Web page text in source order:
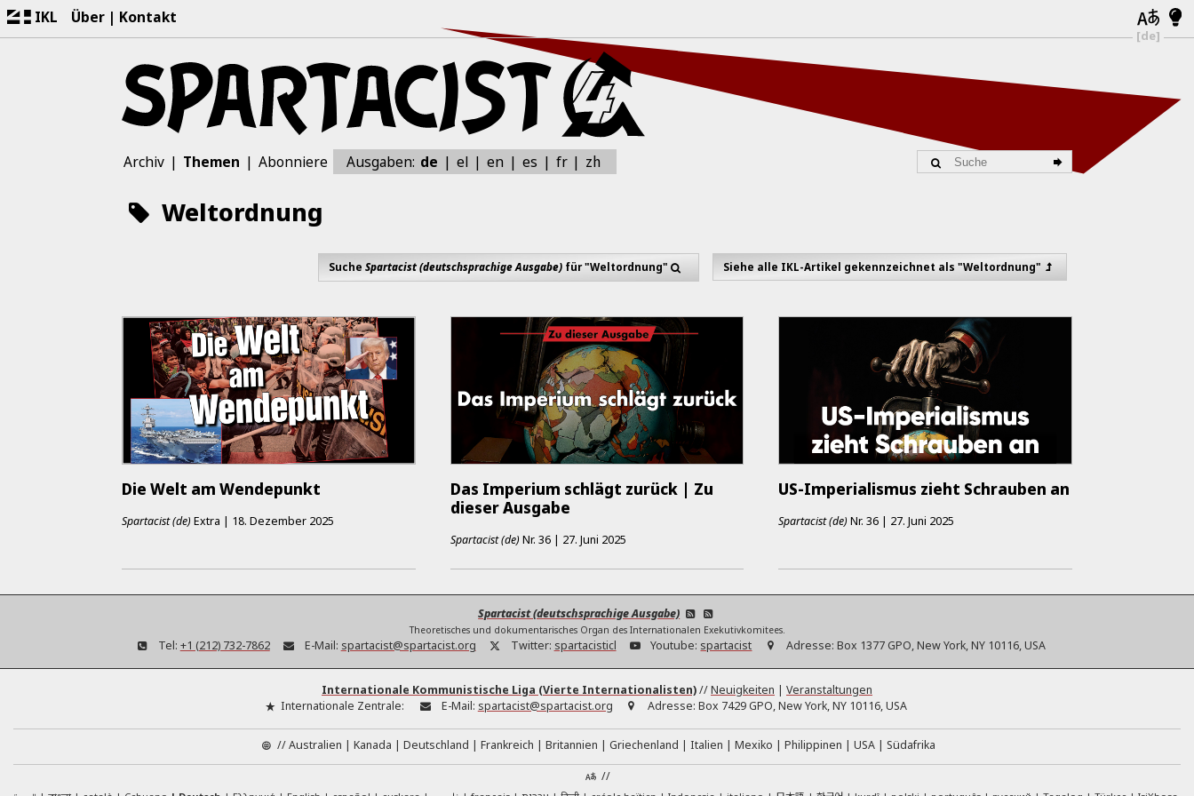
IKL Über Kontakt
[de]
Archiv Themen Abonniere Ausgaben: de el en es fr zh
Weltordnung
SucheSpartacist (deutschsprachige Ausgabe) für "Weltordnung" Siehe alle IKL-Artikel gekennzeichnet als "Weltordnung"
Die Welt am Wendepunkt
Spartacist (de) Extra | 18. Dezember 2025
Das Imperium schlägt zurück | Zu
dieser Ausgabe
Spartacist (de) Nr. 36 | 27. Juni 2025
US-Imperialismus zieht Schrauben an
Spartacist (de) Nr.36 | 27. Juni 2025
Spartacist (deutschsprachige Ausgabe)
Theoretisches und dokumentarisches Organ des Internationalen Exekutivkomitees.
Tel: +1 (212) 732-7862 E-Mail: spartacist@spartacist.org Twitter: spartacisticl Youtube: spartacist Adresse: Box 1377 GPO, New York, NY 10116, USA
Internationale Kommunistische Liga (Vierte Internationalisten)//Neuigkeiten | Veranstaltungen
Internationale Zentrale:
E-Mail: spartacist@spartacist.org Adresse: Box 7429 GPO, New York, NY 10116, USA
//Australien Kanada Deutschland Frankreich Britannien Griechenland Italien Mexiko Philippinen USA Südafrika
//